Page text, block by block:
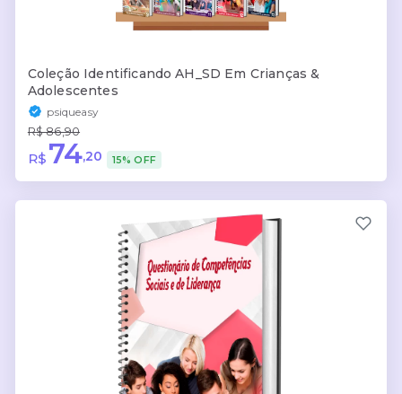
Coleção Identificando AH_SD Em Crianças &
Adolescentes
psiqueasy
R$ 86,90
R$ 74,20 15% OFF